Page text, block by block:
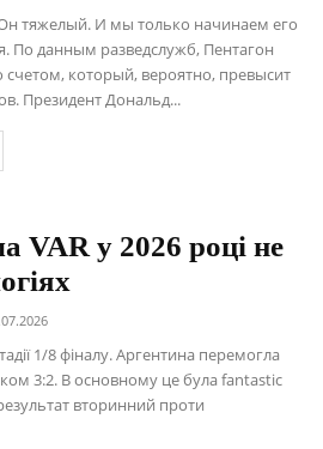
тяжелый. И мы только начинаем его
По данным разведслужб, Пентагон
счетом, который, вероятно, превысит
Президент Дональд...
VAR у 2026 році не
1/8 фіналу. Аргентина перемогла
3:2. В основному це була fantastic
вторинний проти